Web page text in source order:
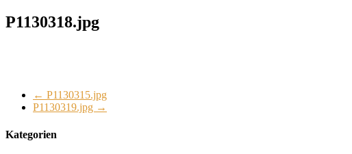
P1130318.jpg
← P1130315.jpg
P1130319.jpg →
Kategorien